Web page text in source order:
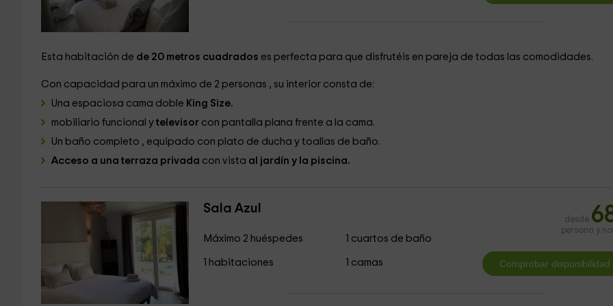
Esta habitación de de 20 metros cuadrados es perfecta para que disfrutéis en pareja de todas las comodidades.
Con capacidad para un máximo de 2 personas , su interior consta de:
Una espaciosa cama doble King Size.
mobiliario funcional y televisor con pantalla plana frente a la cama.
Un baño completo , equipado con plato de ducha y toallas de baño.
Acceso a una terraza privada con vista al jardín y la piscina.
Sala Azul
Máximo 2 huéspedes
1 habitaciones
1 cuartos de baño
1 camas
desde
persona y